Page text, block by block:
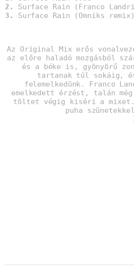
2.
Surface Rain (Franco
3.
Surface Rain (Omniks
Az Original Mix erős
az előre haladó mozgásból
és a béke is, gyönyörű
tartanak túl sokáig,
felemelkedünk. Franco
emelkedett érzést, talán
töltet végig kiséri a mixet.
puha